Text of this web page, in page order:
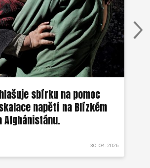
sbírku na pomoc
napětí na Blízkém
Afghánistánu.
30. 04. 2026